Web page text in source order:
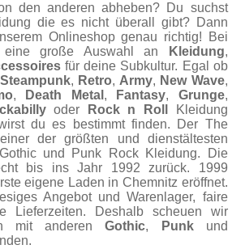
den anderen abheben? Du suchst
die es nicht überall gibt? Dann
Onlineshop genau richtig! Bei
große Auswahl an
Kleidung,
für deine Subkultur. Egal ob
Steampunk, Retro, Army, New Wave,
, Death Metal , Fantasy, Grunge,
oder Rock n Roll
Kleidung
du es bestimmt finden. Der The
der größten und dienstältesten
und Punk Rock Kleidung. Die
bis ins Jahr 1992 zurück. 1999
eigene Laden in Chemnitz eröffnet.
Angebot und Warenlager, faire
Lieferzeiten. Deshalb scheuen wir
mit anderenGothic, Punkund